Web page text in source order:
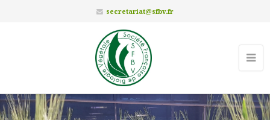
secretariat@sfbv.fr